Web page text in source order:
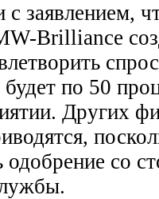
заявлением,
Brilliance
будет по 50
Других
одобрение со